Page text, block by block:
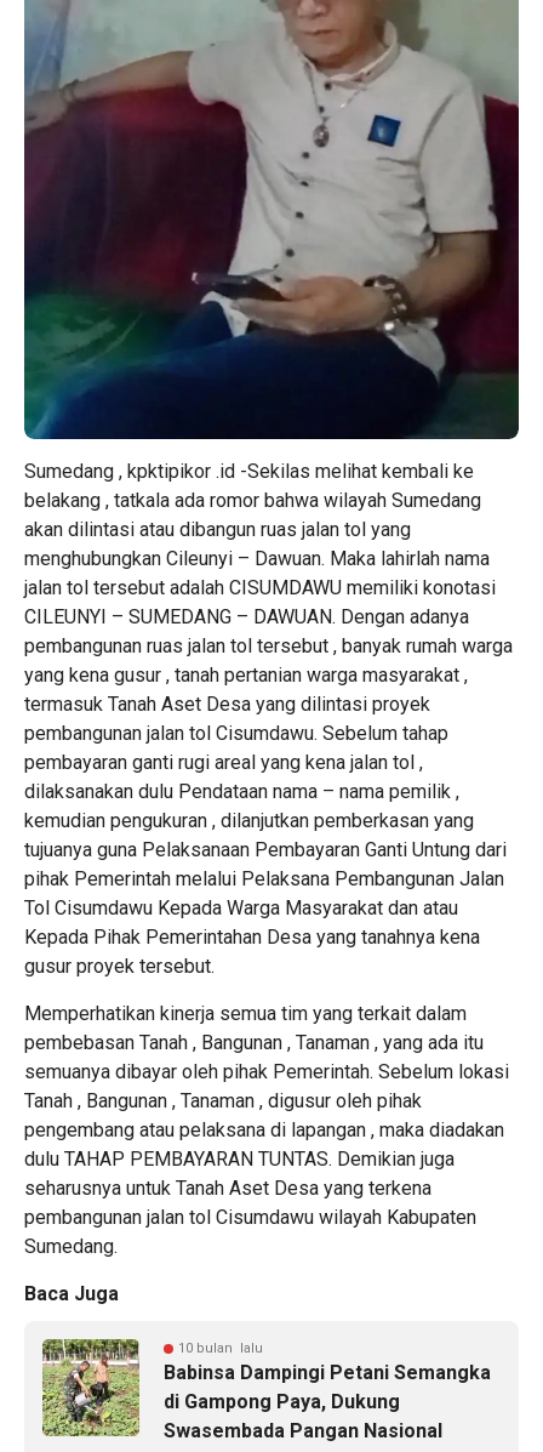
Sumedang , kpktipikor .id -Sekilas melihat kembali ke
belakang , tatkala ada romor bahwa wilayah Sumedang
akan dilintasi atau dibangun ruas jalan tol yang
menghubungkan Cileunyi – Dawuan. Maka lahirlah nama
jalan tol tersebut adalah CISUMDAWU memiliki konotasi
CILEUNYI – SUMEDANG – DAWUAN. Dengan adanya
pembangunan ruas jalan tol tersebut , banyak rumah warga
yang kena gusur , tanah pertanian warga masyarakat ,
termasuk Tanah Aset Desa yang dilintasi proyek
pembangunan jalan tol Cisumdawu. Sebelum tahap
pembayaran ganti rugi areal yang kena jalan tol ,
dilaksanakan dulu Pendataan nama – nama pemilik ,
kemudian pengukuran , dilanjutkan pemberkasan yang
tujuanya guna Pelaksanaan Pembayaran Ganti Untung dari
pihak Pemerintah melalui Pelaksana Pembangunan Jalan
Tol Cisumdawu Kepada Warga Masyarakat dan atau
Kepada Pihak Pemerintahan Desa yang tanahnya kena
gusur proyek tersebut.
Memperhatikan kinerja semua tim yang terkait dalam
pembebasan Tanah , Bangunan , Tanaman , yang ada itu
semuanya dibayar oleh pihak Pemerintah. Sebelum lokasi
Tanah , Bangunan , Tanaman , digusur oleh pihak
pengembang atau pelaksana di lapangan , maka diadakan
dulu TAHAP PEMBAYARAN TUNTAS. Demikian juga
seharusnya untuk Tanah Aset Desa yang terkena
pembangunan jalan tol Cisumdawu wilayah Kabupaten
Sumedang.
Baca Juga
10 bulan lalu
Babinsa Dampingi Petani Semangka
di Gampong Paya, Dukung
Swasembada Pangan Nasional